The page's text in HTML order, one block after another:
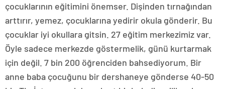
çocuklarının eğitimini önemser. Dişinden tırnağından
arttırır, yemez, çocuklarına yedirir okula gönderir. Bu
çocuklar iyi okullara gitsin. 27 eğitim merkezimiz var.
Öyle sadece merkezde göstermelik, günü kurtarmak
için değil. 7 bin 200 öğrenciden bahsediyorum. Bir
anne baba çocuğunu bir dershaneye gönderse 40-50